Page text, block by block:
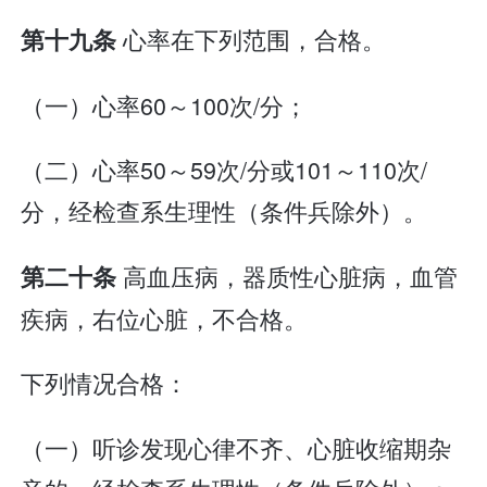
第十九条心率在下列范围，合格。
（一）心率60～100次/分；
（二）心率50～59次/分或101～110次/
分，经检查系生理性（条件兵除外）。
第二十条 高血压病，器质性心脏病，血管
疾病，右位心脏，不合格。
下列情况合格：
（一）听诊发现心律不齐、心脏收缩期杂